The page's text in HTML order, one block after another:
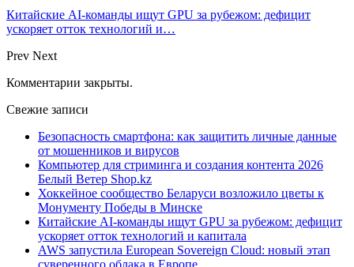
Китайские AI-команды ищут GPU за рубежом: дефицит
ускоряет отток технологий и…
Prev Next
Комментарии закрыты.
Свежие записи
Безопасность смартфона: как защитить личные данные
от мошенников и вирусов
Компьютер для стриминга и создания контента 2026
Белый Ветер Shop.kz
Хоккейное сообщество Беларуси возложило цветы к
Монументу Победы в Минске
Китайские AI-команды ищут GPU за рубежом: дефицит
ускоряет отток технологий и капитала
AWS запустила European Sovereign Cloud: новый этап
суверенного облака в Европе